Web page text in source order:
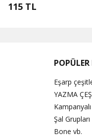
115 TL
Eşarp
YAZMA
Şal Grupları
Bone vb.